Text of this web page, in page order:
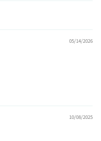
05/14/2026
10/08/2025